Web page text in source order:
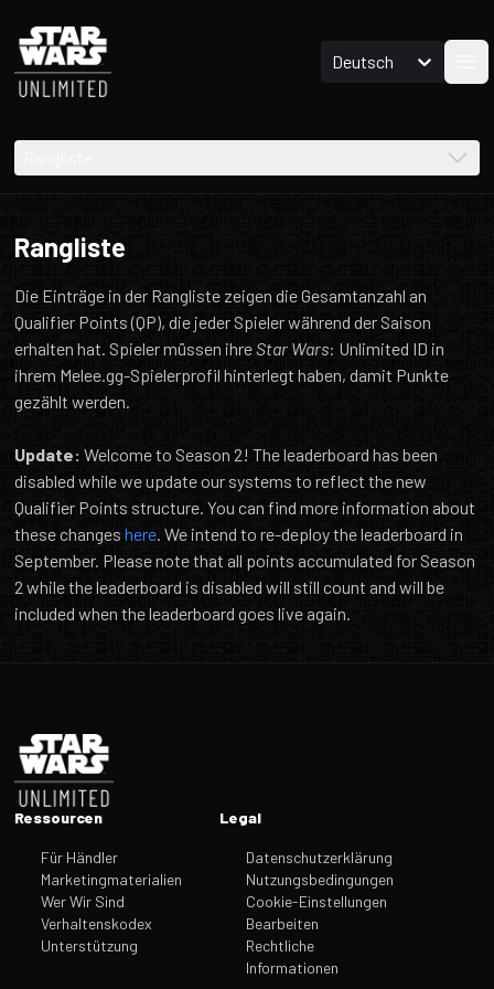
Deutsch
Rangliste
Die Einträge in der Rangliste zeigen die Gesamtanzahl an
Qualifier Points (QP), die jeder Spieler während der Saison
erhalten hat. Spieler müssen ihreStar Wars: Unlimited ID in
ihrem Melee.gg-Spielerprofil hinterlegt haben, damit Punkte
gezählt werden.
Update: Welcome to Season 2! The leaderboard has been
disabled while we update our systems to reflect the new
Qualifier Points structure. You can find more information about
these changeshere. We intend to re-deploy the leaderboard in
September. Please note that all points accumulated for Season
2 while the leaderboard is disabled will still count and will be
included when the leaderboard goes live again.
Ressourcen
Für Händler
Marketingmaterialien
Wer Wir Sind
Verhaltenskodex
Unterstützung
Legal
Datenschutzerklärung
Nutzungsbedingungen
Cookie-Einstellungen
Bearbeiten
Rechtliche
Informationen